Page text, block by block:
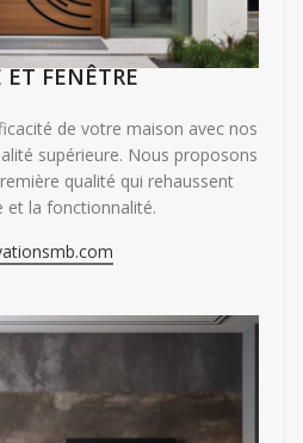
ET FENÊTRE
de votre maison avec nos
supérieure. Nous proposons
qualité qui rehaussent
et la fonctionnalité.